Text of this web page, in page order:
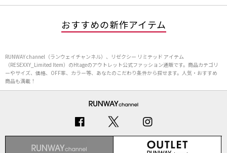
おすすめの新作アイテム
RUNWAY channel（ランウェイチャンネル）、リゼクシー リミテッド アイテム
（RESEXXY_Limited Item）のHtageのアウトレット公式ファッション通販です。商品カテゴリ
ーやサイズ、価格、OFF率、カラー等、あなたのこだわり条件から探せます。人気・おすすめ
商品も満載！